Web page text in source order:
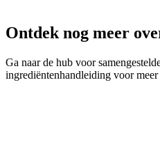
Ontdek nog meer
Ga naar de hub voor
ingrediëntenhandleiding voor meer